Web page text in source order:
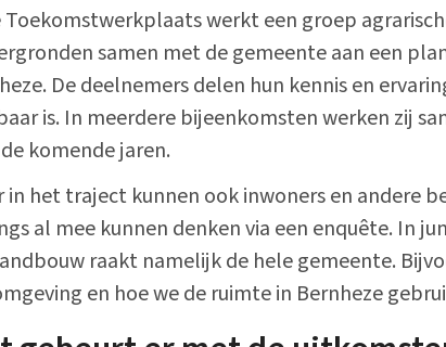
Toekomstwerkplaats werkt een groep
samen met de gemeente aan een
De deelnemers delen hun kennis en
is. In meerdere bijeenkomsten werken zij
komende jaren.
in het traject kunnen ook inwoners en andere
al mee kunnen denken via een enquête. In
raakt namelijk de hele gemeente.
en hoe we de ruimte in Bernheze